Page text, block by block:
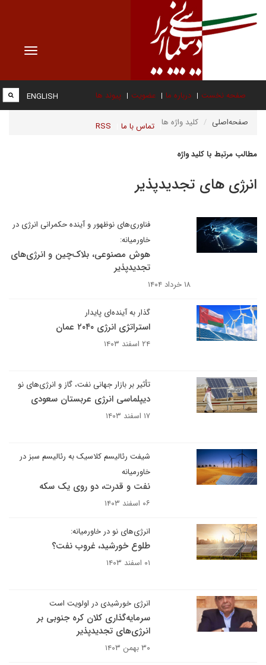
Toggle
صفحه نخست درباره ما عضویت پیوند ها
تماس با ما RSS
ENGLISH
صفحه‌اصلی کلید واژه ها
مطالب مرتبط با کلید واژه
انرژی های تجدیدپذیر
فناوری‌های نوظهور و آینده حکمرانی انرژی در
خاورمیانه:
هوش مصنوعی، بلاک‌چین و انرژی‌های
تجدیدپذیر
۱۸ خرداد ۱۴۰۴
گذار به آینده‌ای پایدار
استراتژی انرژی ۲۰۴۰ عمان
۲۴ اسفند ۱۴۰۳
تأثیر بر بازار جهانی نفت، گاز و انرژی‌های نو
دیپلماسی انرژی عربستان سعودی
۱۷ اسفند ۱۴۰۳
شیفت رئالیسم کلاسیک به رئالیسم سبز در
خاورمیانه
نفت و قدرت، دو روی یک سکه
۰۶ اسفند ۱۴۰۳
انرژی‌های نو در خاورمیانه:
طلوع خورشید، غروب نفت؟
۰۱ اسفند ۱۴۰۳
انرژی خورشیدی در اولویت است
سرمایه‌گذاری کلان کره جنوبی بر
انرژی‌های تجدیدپذیر
۳۰ بهمن ۱۴۰۳